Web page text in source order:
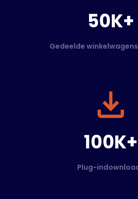
50K+
Gedeelde
100K+
Plug-